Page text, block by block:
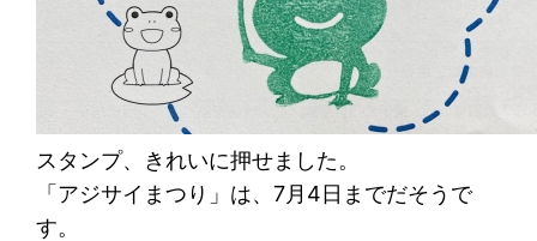
スタンプ、きれいに押せました。
「アジサイまつり」は、7月4日までだそうで
す。